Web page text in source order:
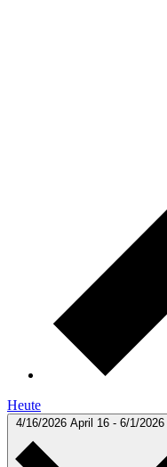
Heute
4/16/2026 April 16 - 6/1/2026